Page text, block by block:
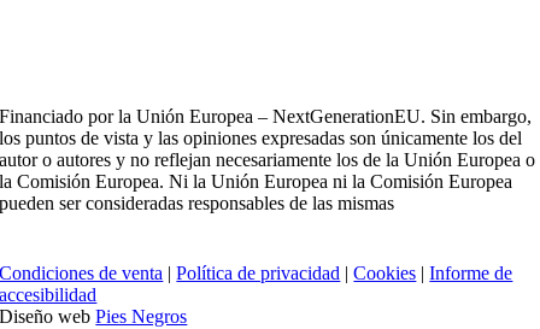
Financiado por la Unión Europea – NextGenerationEU. Sin embargo,
los puntos de vista y las opiniones expresadas son únicamente los del
autor o autores y no reflejan necesariamente los de la Unión Europea o
la Comisión Europea. Ni la Unión Europea ni la Comisión Europea
pueden ser consideradas responsables de las mismas
Condiciones de venta |Política de privacidad |Cookies |Informe de
accesibilidad
Diseño webPies Negros